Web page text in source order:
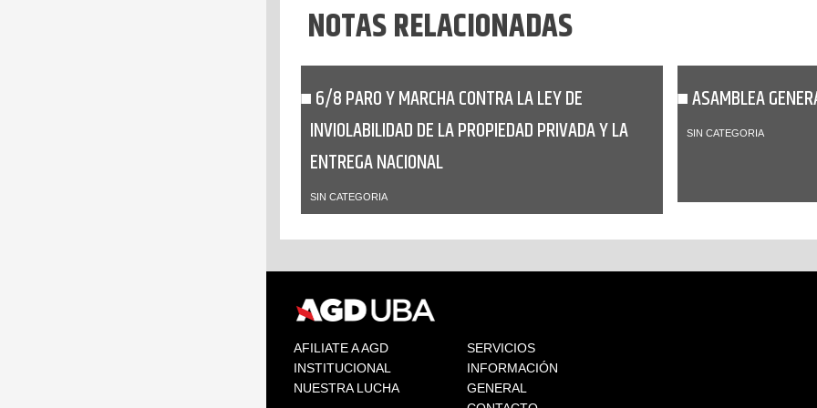
NOTAS RELACIONADAS
6/8 PARO Y MARCHA CONTRA LA LEY DE
INVIOLABILIDAD DE LA PROPIEDAD PRIVADA Y LA
ENTREGA NACIONAL
SIN CATEGORIA
ASAMBLEA
SIN CATEGORIA
AFILIATE A AGD
INSTITUCIONAL
NUESTRA LUCHA
SERVICIOS
INFORMACIÓN
GENERAL